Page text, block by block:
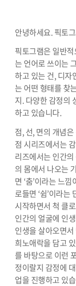
안녕하세요. 픽토
픽토그램은 일반
는 언어로 쓰이는
하고 있는 건, 디자
는 어떤 형태를 찾
지. 다양한 감정의
하고 있습니다.
점, 선, 면의 개념
점 시리즈에서는
리즈에서는 인간
의 몸에서 나오는
면 ‘춤’이라는 느
로들면 ‘쉼’이라
시작하면서 척 클
인간의 얼굴에 인
인생을 살아오면
희노애락을 담고
를 바탕으로 이런
정이랄지 감정에
업을 진행하고 있